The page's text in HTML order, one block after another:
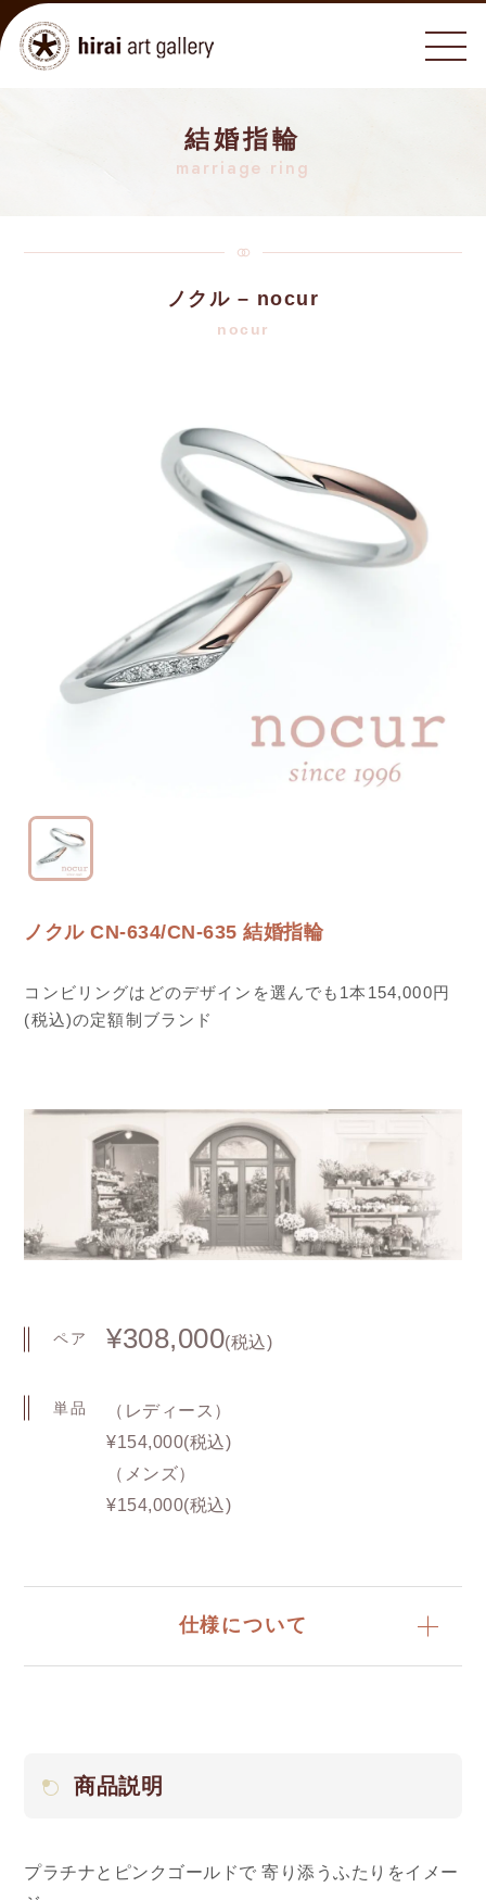
結婚指輪
marriage ring
ノクル – nocur
nocur
ノクル CN-634/CN-635 結婚指輪
コンビリングはどのデザインを選んでも1本154,000円
(税込)の定額制ブランド
ペア ¥308,000(税込)
単品
（レディース）
¥154,000(税込)
（メンズ）
¥154,000(税込)
仕様について
商品説明
プラチナとピンクゴールドで 寄り添うふたりをイメー